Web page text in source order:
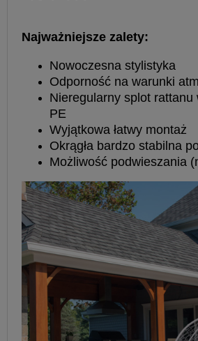
Najważniejsze zalety:
Nowoczesna stylistyka
Odporność na warunki
Nieregularny splot rattanu
PE
Wyjątkowa łatwy montaż
Okrągła bardzo stabilna
Możliwość podwieszania